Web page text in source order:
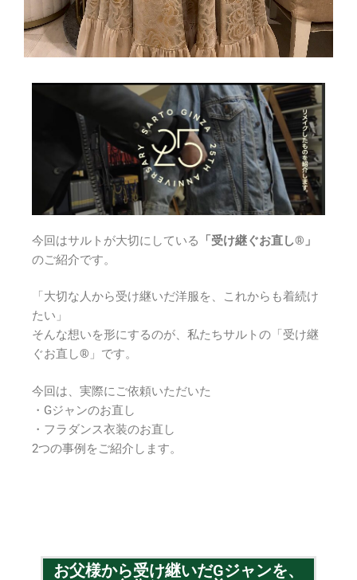
今回はサルトが大切にしている
「受け継ぐお直し®」
のご紹介です。
「大切な人から受け継いだ洋服を、これからも着続け
たい」
そんな想いを形にするのが、私たちサルトの「受け継
ぐお直し®」です。
今回は、実際にご依頼いただいた
・Gジャンのお直し
・フラダンス衣装のお直し
2つの事例をご紹介します。
お父様から受け継いだGジャンを、